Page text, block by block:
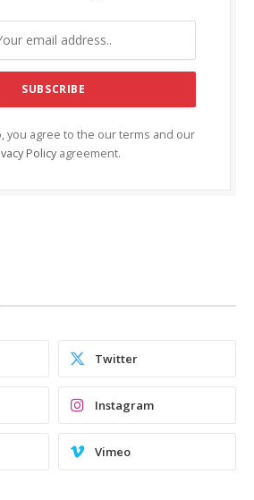
you agree to the our terms and our
Policy agreement.
Twitter
Instagram
Vimeo